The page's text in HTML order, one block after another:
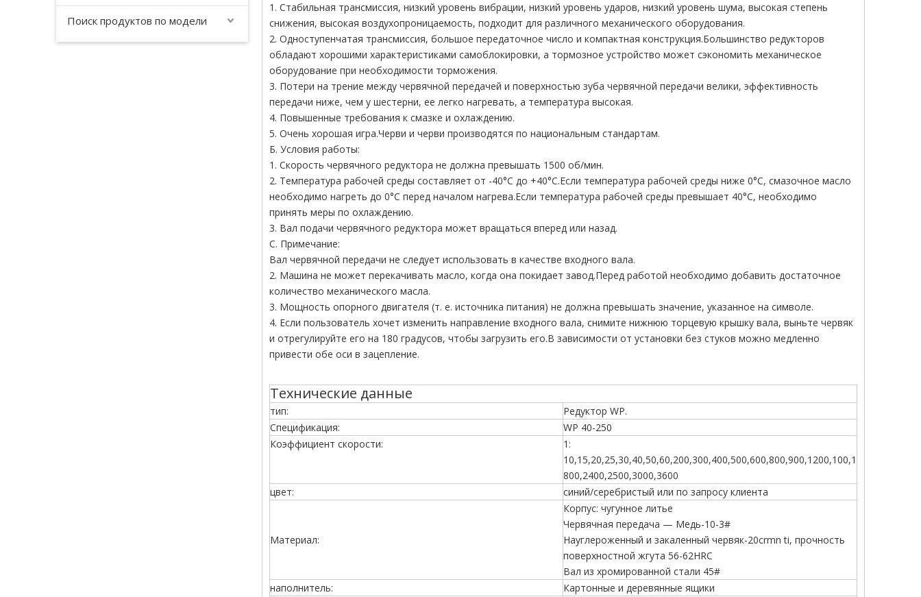
Поиск продуктов по модели
1. Стабильная трансмиссия, низкий уровень вибрации, низкий уровень ударов, низкий уровень шума, высокая степень
снижения, высокая воздухопроницаемость, подходит для различного механического оборудования.
2. Одноступенчатая трансмиссия, большое передаточное число и компактная конструкция.Большинство редукторов
обладают хорошими характеристиками самоблокировки, а тормозное устройство может сэкономить механическое
оборудование при необходимости торможения.
3. Потери на трение между червячной передачей и поверхностью зуба червячной передачи велики, эффективность
передачи ниже, чем у шестерни, ее легко нагревать, а температура высокая.
4. Повышенные требования к смазке и охлаждению.
5. Очень хорошая игра.Черви и черви производятся по национальным стандартам.
Б. Условия работы:
1. Скорость червячного редуктора не должна превышать 1500 об/мин.
2. Температура рабочей среды составляет от -40°C до +40°C.Если температура рабочей среды ниже 0°C, смазочное масло
необходимо нагреть до 0°C перед началом нагрева.Если температура рабочей среды превышает 40°C, необходимо
принять меры по охлаждению.
3. Вал подачи червячного редуктора может вращаться вперед или назад.
С. Примечание:
Вал червячной передачи не следует использовать в качестве входного вала.
2. Машина не может перекачивать масло, когда она покидает завод.Перед работой необходимо добавить достаточное
количество механического масла.
3. Мощность опорного двигателя (т. е. источника питания) не должна превышать значение, указанное на символе.
4. Если пользователь хочет изменить направление входного вала, снимите нижнюю торцевую крышку вала, выньте червяк
и отрегулируйте его на 180 градусов, чтобы загрузить его.В зависимости от установки без стуков можно медленно
привести обе оси в зацепление.
Технические данные
тип:
Редуктор WP.
Спецификация:
WP 40-250
Коэффициент скорости:
1:
10,15,20,25,30,40,50,60,200,300,400,500,600,800,900,1200,100,1
800,2400,2500,3000,3600
цвет:
синий/серебристый или по запросу клиента
Материал:
Корпус: чугунное литье
Червячная передача — Медь-10-3#
Науглероженный и закаленный червяк-20crmn ti, прочность
поверхностной жгута 56-62HRC
Вал из хромированной стали 45#
наполнитель:
Картонные и деревянные ящики